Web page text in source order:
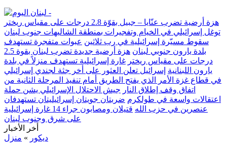
هزة أرضية تضرب عنّايا – جبيل بقوّة 2.8 درجات على مقياس ريختر
توغل إسرائيلي في الخيام وتفجيرات بمنطقة الشاليهات جنوب لبنان
سقوط مسيّرة إسرائيلية في رب ثلاثين عبوات متفجرة تستهدف
بلدة يارون جنوبي لبنان
هزة أرضية جديدة تضرب لبنان بقوة 2.5
درجات على مقياس ريختر غارة إسرائيلية تستهدف منزلاً في بلدة
يارون اللبنانية إسرائيل تعلن العثور على أخر جثة لجندي إسرائيلي
في قطاع غزة الأمر الذي يفتح الطريق أمام تنفيذ المرحلة الثانية من
اتفاق وقف إطلاق النار جيش الاحتلال الإسرائيلي يشن حملة
اعتقالات واسعة في طولكرم ضربتان جويتان إسرائيليتان تستهدفان
عنصرين في حزب الله
قتيلان ومصابون جراء 14 غارة إسرائيلية
على شرق وجنوب لبنان
أخر الأخبار
ديكور » منزل